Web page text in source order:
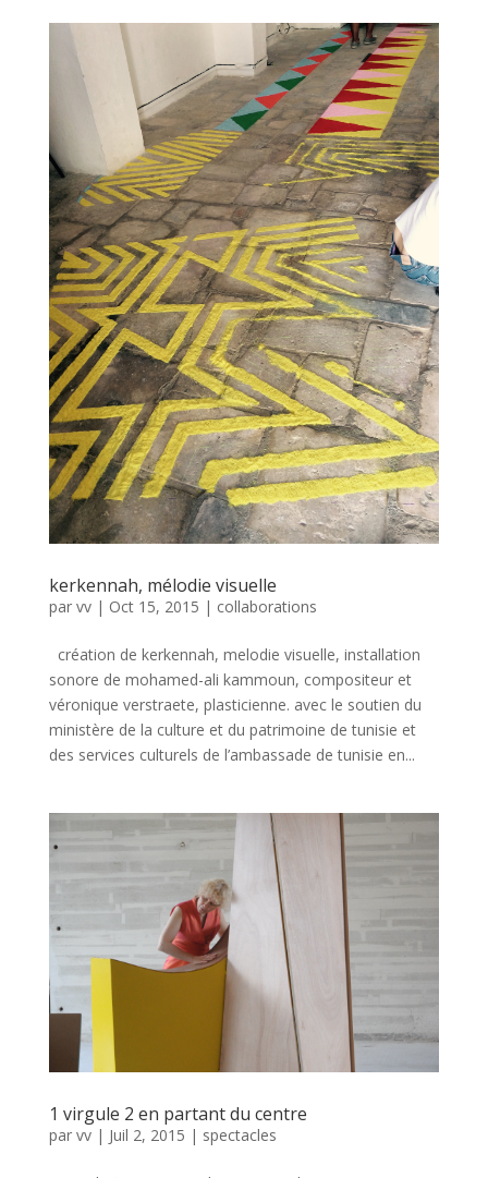
kerkennah, mélodie visuelle
par vv| Oct 15, 2015 | collaborations
création de kerkennah, melodie visuelle, installation
sonore de mohamed-ali kammoun, compositeur et
véronique verstraete, plasticienne. avec le soutien du
ministère de la culture et du patrimoine de tunisie et
des services culturels de l’ambassade de tunisie en...
1 virgule 2 en partant du centre
par vv| Juil 2, 2015 | spectacles